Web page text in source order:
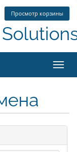
Просмотр корзины